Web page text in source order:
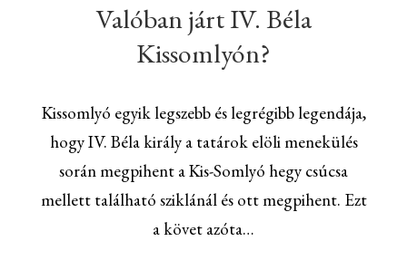
Valóban járt IV. Béla
Kissomlyón?
Kissomlyó egyik legszebb és legrégibb legendája,
hogy IV. Béla király a tatárok elöli menekülés
során megpihent a Kis-Somlyó hegy csúcsa
mellett található sziklánál és ott megpihent. Ezt
a követ azóta…